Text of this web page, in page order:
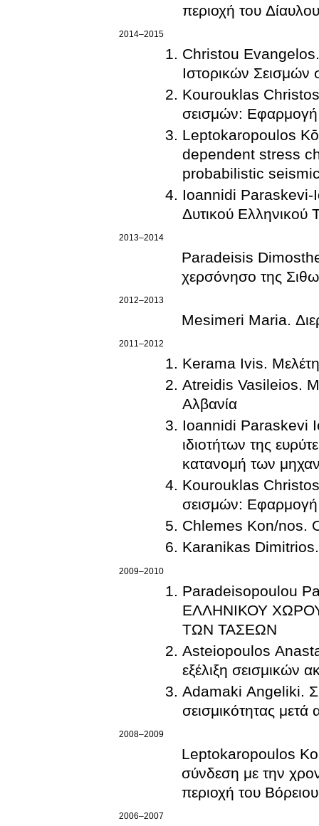
περιοχή του
2014–2015
Christou
Ιστορικών
Kourouklas
σεισμών:
Leptokaropoulos
dependent stress
probabilistic
Ioannidi Paraskevi-
Δυτικού Ελληνικού
2013–2014
Paradeisis
χερσόνησο της
2012–2013
Mesimeri Maria.
2011–2012
Kerama Ivis. Μελέτη
Atreidis Vasileios.
Αλβανία
Ioannidi Paraskevi
ιδιοτήτων της
κατανομή των
Kourouklas
σεισμών:
Chlemes Kon/nos.
Karanikas Dimitrios.
2009–2010
Paradeisopoulou
ΕΛΛΗΝΙΚΟΥ
ΤΩΝ ΤΑΣΕΩΝ
Asteiopoulos
εξέλιξη σεισμικών
Adamaki Angeliki.
σεισμικότητας
2008–2009
Leptokaropoulos
σύνδεση με την
περιοχή του
2006–2007